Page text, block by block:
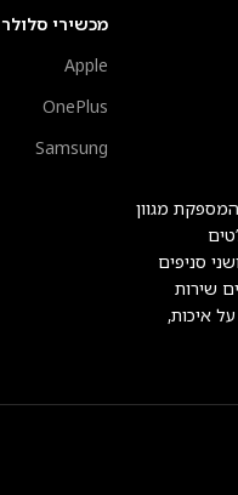
מגוון
סניפים
15 – אנו מציעים שירות
איכות,
מכשירי סלולר
Apple
OnePlus
Samsung